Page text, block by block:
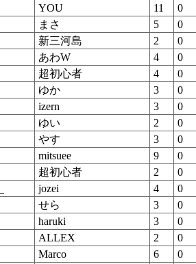
YOU 11
0
まさ 5
0
新三河島 2
0
あわW 4
0
超初心者 4
0
ゆか 3
0
izern 3
0
ゆい 2
0
やす 3
0
mitsuee 9
0
超初心者 2
0
jozei 4
0
せら 3
0
haruki 3
0
ALLEX 2
0
Marco 6
0